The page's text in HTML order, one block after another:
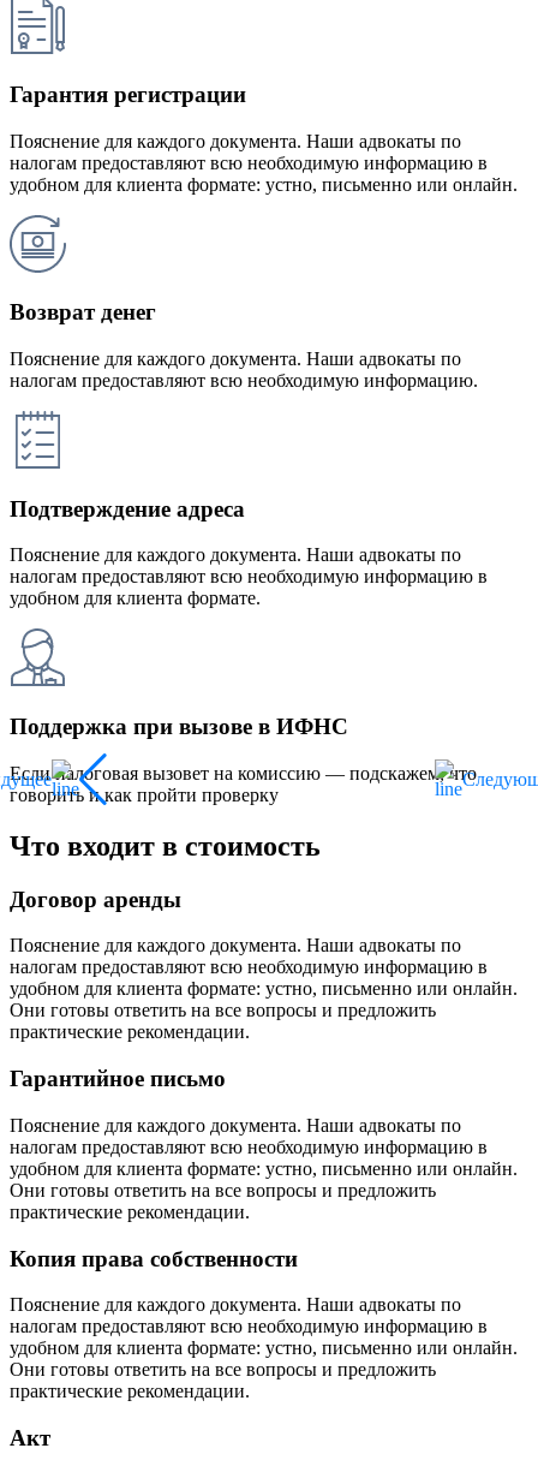
Гарантия регистрации
Пояснение для каждого документа. Наши адвокаты по
налогам предоставляют всю необходимую информацию в
удобном для клиента формате: устно, письменно или онлайн.
Возврат денег
Пояснение для каждого документа. Наши адвокаты по
налогам предоставляют всю необходимую информацию.
Подтверждение адреса
Пояснение для каждого документа. Наши адвокаты по
налогам предоставляют всю необходимую информацию в
удобном для клиента формате.
Поддержка при вызове в ИФНС
Если налоговая вызовет на комиссию — подскажем, что
говорить и как пройти проверку
Что входит в стоимость
Договор аренды
Пояснение для каждого документа. Наши адвокаты по
налогам предоставляют всю необходимую информацию в
удобном для клиента формате: устно, письменно или онлайн.
Они готовы ответить на все вопросы и предложить
практические рекомендации.
Гарантийное письмо
Пояснение для каждого документа. Наши адвокаты по
налогам предоставляют всю необходимую информацию в
удобном для клиента формате: устно, письменно или онлайн.
Они готовы ответить на все вопросы и предложить
практические рекомендации.
Копия права собственности
Пояснение для каждого документа. Наши адвокаты по
налогам предоставляют всю необходимую информацию в
удобном для клиента формате: устно, письменно или онлайн.
Они готовы ответить на все вопросы и предложить
практические рекомендации.
Акт